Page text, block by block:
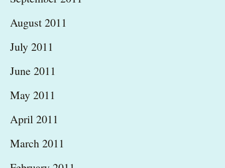
August 2011
July 2011
June 2011
May 2011
April 2011
March 2011